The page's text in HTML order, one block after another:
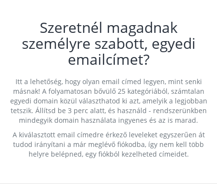
Szeretnél magadnak
személyre szabott, egyedi
emailcímet?
Itt a lehetőség, hogy olyan email címed legyen, mint senki
másnak! A folyamatosan bővülő 25 kategóriából, számtalan
egyedi domain közül választhatod ki azt, amelyik a legjobban
tetszik. Állítsd be 3 perc alatt, és használd - rendszerünkben
mindegyik domain használata ingyenes és az is marad.
A kiválasztott email címedre érkező leveleket egyszerűen át
tudod irányítani a már meglévő fiókodba, így nem kell több
helyre belépned, egy fiókból kezelheted címeidet.